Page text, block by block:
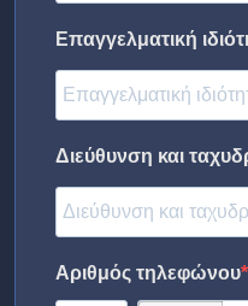
Επαγγελματική
Διεύθυνση και
Αριθμός τηλεφώνου